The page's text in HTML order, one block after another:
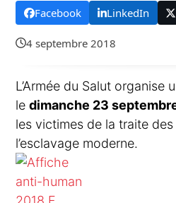
Facebook LinkedIn
4 septembre 2018
L’Armée du Salut organise
ledimanche 23
les victimes de la traite
l’esclavage moderne.